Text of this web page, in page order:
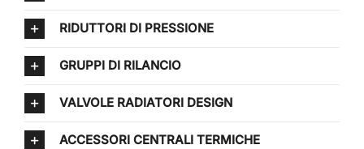
RIDUTTORI DI PRESSIONE
GRUPPI DI RILANCIO
VALVOLE RADIATORI DESIGN
ACCESSORI CENTRALI TERMICHE